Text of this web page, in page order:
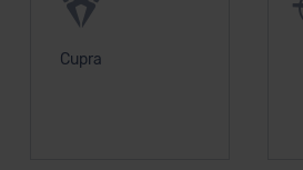
unserem Datenschutzbeauftragten
Cupra